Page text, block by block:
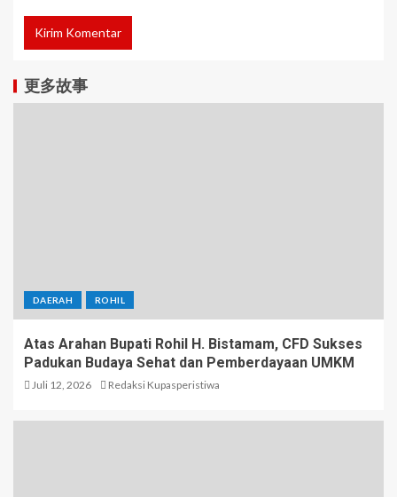
更多故事
DAERAH ROHIL
Atas Arahan Bupati Rohil H. Bistamam, CFD Sukses
Padukan Budaya Sehat dan Pemberdayaan UMKM
Juli 12, 2026 Redaksi Kupasperistiwa